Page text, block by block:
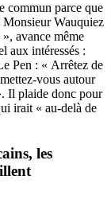
commun parce que
Monsieur Wauquiez
avance même
aux intéressés :
Pen : « Arrêtez de
vous autour
Il plaide donc pour
irait « au-delà de
les